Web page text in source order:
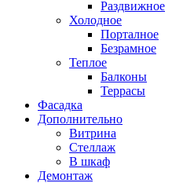
Раздвижное
Холодное
Порталное
Безрамное
Теплое
Балконы
Террасы
Фасадка
Дополнительно
Витрина
Стеллаж
В шкаф
Демонтаж